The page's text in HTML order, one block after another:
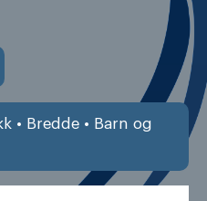
• Bredde • Barn og